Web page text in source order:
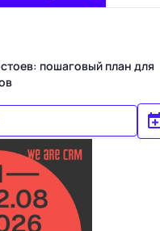
пошаговый план для